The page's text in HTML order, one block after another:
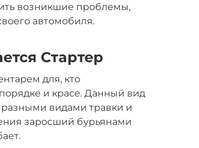
возникшие проблемы,
автомобиля.
Стартер
для, кто
и красе. Данный вид
разными видами травки и
заросший бурьянами